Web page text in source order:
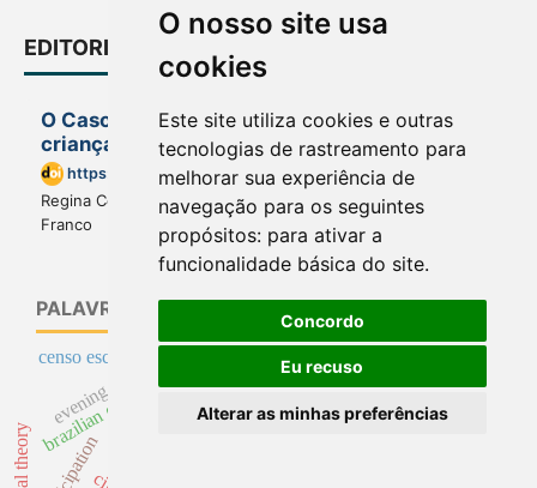
O nosso site usa
cookies
Este site utiliza cookies e outras
tecnologias de rastreamento para
melhorar sua experiência de
navegação para os seguintes
propósitos: para ativar a
funcionalidade básica do site.
Concordo
Eu recuso
Alterar as minhas preferências
EDITORIA ASSOCIADA 2
O Caso Antony: a função social da escola para
crianças com deficiência acolhidas
https://doi.org/10.1590/1984-0411.92700
Regina Célia Passos Ribeiro Campos, Marco Antônio Melo
Franco
PALAVRAS-CHAVE
história transnacional
brazilian education school councilteoria institucional
evening school
censo escolar